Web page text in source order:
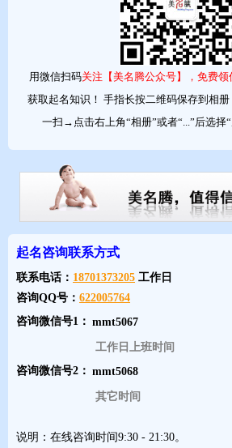
（三）蛇年女宝宝起名考虑音韵美感
蛇年女宝宝起名声调搭配和谐
名字的声调组合要富有变化，读起来顺口
更具节奏感，如 “李雅琪”（仄仄平）、“张
免同声调的字组合在一起，以免名字读起
蛇年女宝宝起名韵母发音优美
用微信扫码关注【美名腾公众号】，免费领
获取起名知识！ 手指长按二维码保存到相
一扫→点击右上角“相册”或者“...”后选择
起名咨询联系方式
联系电话： 18701373205 工作日
咨询QQ号： 622005764
咨询微信号1：
工作日上班时间
咨询微信号2：
其它时间
说明：在线咨询时间9:30 - 21:30。